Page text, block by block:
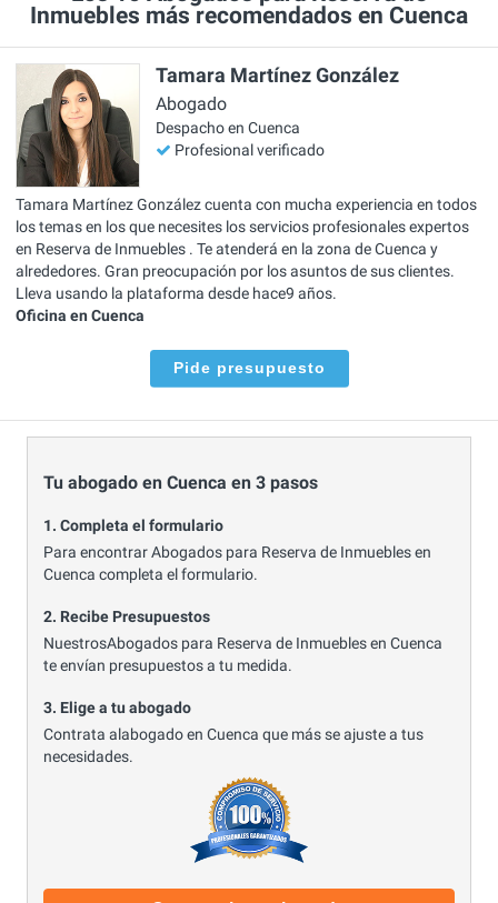
Inmuebles más recomendados en Cuenca
Tamara Martínez González
Abogado
Despacho en Cuenca
Profesional verificado
Tamara Martínez González cuenta con mucha experiencia en todos
los temas en los que necesites los servicios profesionales expertos
en Reserva de Inmuebles . Te atenderá en la zona de Cuenca y
alrededores. Gran preocupación por los asuntos de sus clientes.
Lleva usando la plataforma desde hace9 años.
Oficina en Cuenca
Pide presupuesto
Tu abogado en Cuenca en 3 pasos
1. Completa el formulario
Para encontrar Abogados para Reserva de Inmuebles en
Cuenca completa el formulario.
2. Recibe Presupuestos
NuestrosAbogados para Reserva de Inmuebles en Cuenca
te envían presupuestos a tu medida.
3. Elige a tu abogado
Contrata alabogado en Cuenca que más se ajuste a tus
necesidades.